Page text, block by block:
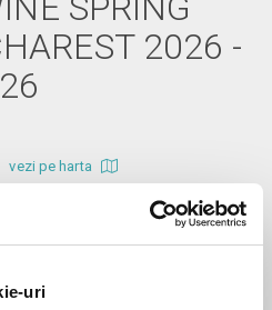
uri
2026 -
vezi pe harta
sub 18 ani este STRICT INTERZIS!
- SAMBATA SI DUMINICA !!!
poate participa la eveniment!